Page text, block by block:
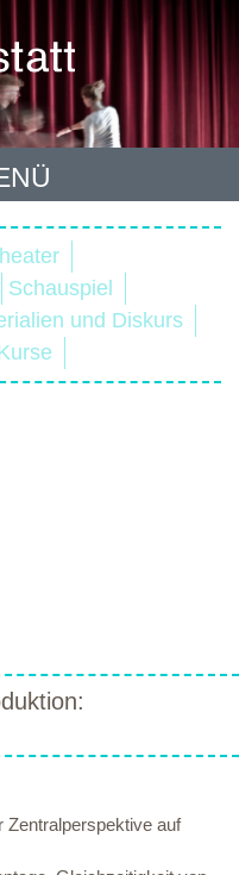
Schauspiel
und Diskurs
Zentralperspektive auf